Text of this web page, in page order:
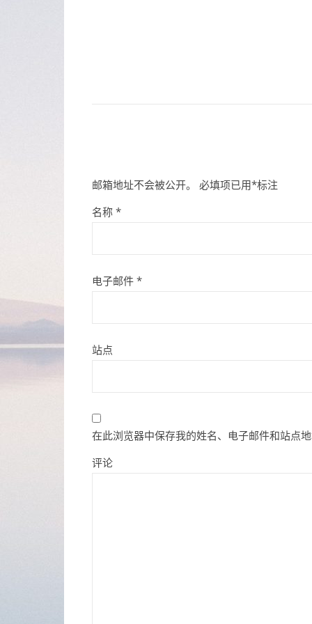
邮箱地址不会被公开。 必填项已用*标注
名称 *
电子邮件 *
站点
在此浏览器中保存我的姓名、电子邮件和站点
评论